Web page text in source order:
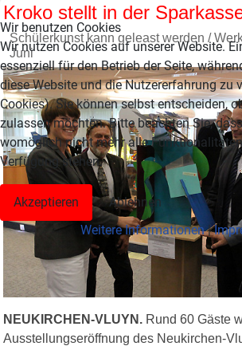
Kroko stellt in der
Schülerkunst kann geleast werden /
Juni
NEUKIRCHEN-VLUYN. Rund 60 Gäste
Ausstellungseröffnung des Neukirchen-
Wir benutzen Cookies
Wir nutzen Cookies auf unserer Website.
essenziell für den Betrieb der Seite,
diese Website und die Nutzererfahrung zu
Cookies). Sie können selbst entscheiden,
zulassen möchten. Bitte beachten Sie,
womöglich nicht mehr alle
Verfügung stehen.
Akzeptieren
Ablehnen
Weitere Informationen|